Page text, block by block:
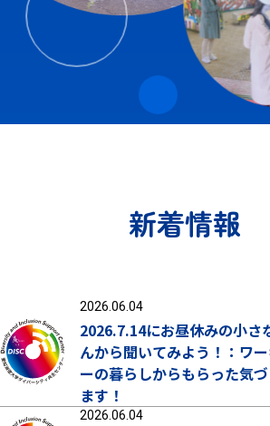
新着情報
2026.06.04
2026.7.14にお昼休みの小さ
んから聞いてみよう！：ワ
ーの暮らしからもらった気
ます！
2026.06.04